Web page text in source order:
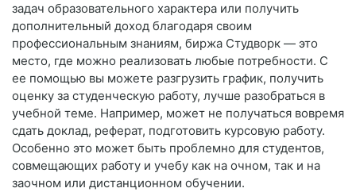
задач образовательного характера или получить
дополнительный доход благодаря своим
профессиональным знаниям, биржа Студворк — это
место, где можно реализовать любые потребности. С
ее помощью вы можете разгрузить график, получить
оценку за студенческую работу, лучше разобраться в
учебной теме. Например, может не получаться вовремя
сдать доклад, реферат, подготовить курсовую работу.
Особенно это может быть проблемно для студентов,
совмещающих работу и учебу как на очном, так и на
заочном или дистанционном обучении.